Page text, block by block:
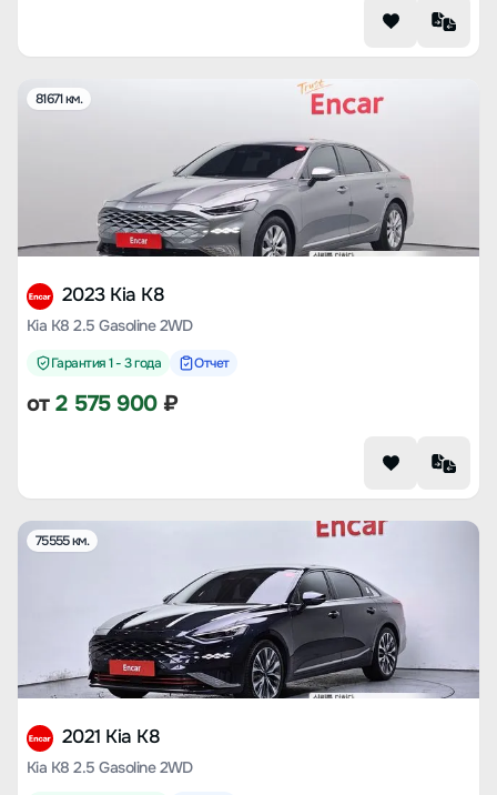
81671 км.
2023 Kia K8
Kia K8 2.5 Gasoline 2WD
Гарантия 1 - 3 года Отчет
от2 575 900₽
75555 км.
2021 Kia K8
Kia K8 2.5 Gasoline 2WD